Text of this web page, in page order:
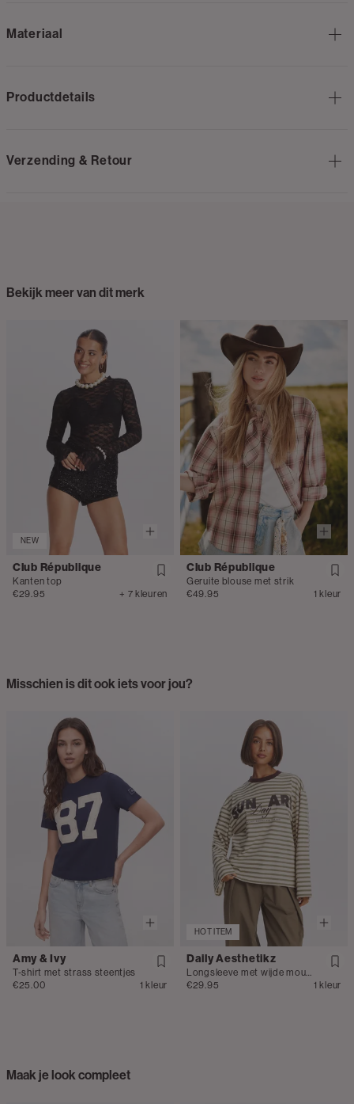
Materiaal
Productdetails
Verzending & Retour
Bekijk meer van dit merk
NEW
Club République
Kanten top
€29.95
+ 7 kleuren
Club République
Geruite blouse met strik
€49.95
1 kleur
Misschien is dit ook iets voor jou?
Amy & Ivy
T-shirt met strass steentjes
€25.00
1 kleur
HOT ITEM
Daily Aesthetikz
€29.95
1 kleur
Maak je look compleet